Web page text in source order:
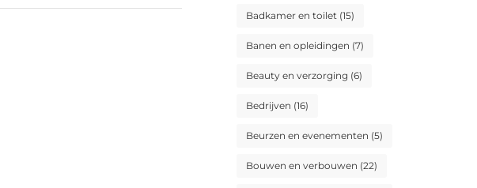
Badkamer en toilet (15)
Banen en opleidingen (7)
Beauty en verzorging (6)
Bedrijven (16)
Beurzen en evenementen (5)
Bouwen en verbouwen (22)